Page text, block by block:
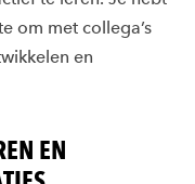
om met collega’s
en
EN